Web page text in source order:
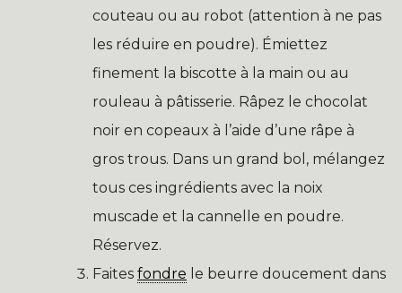
couteau ou au robot (attention à ne pas
les réduire en poudre). Émiettez
finement la biscotte à la main ou au
rouleau à pâtisserie. Râpez le chocolat
noir en copeaux à l’aide d’une râpe à
gros trous. Dans un grand bol, mélangez
tous ces ingrédients avec la noix
muscade et la cannelle en poudre.
Réservez.
Faites fondre le beurre doucement dans